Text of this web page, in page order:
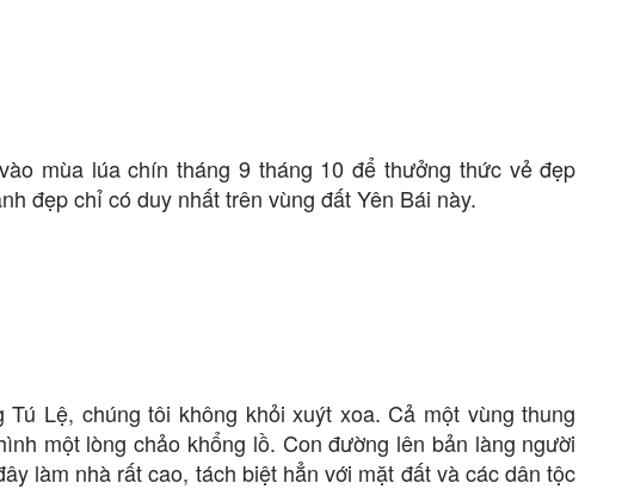
mùa lúa chín tháng 9 tháng 10 để thưởng thức vẻ đẹp
đẹp chỉ có duy nhất trên vùng đất Yên Bái này.
Lệ, chúng tôi không khỏi xuýt xoa. Cả một vùng thung
một lòng chảo khổng lồ. Con đường lên bản làng người
làm nhà rất cao, tách biệt hẳn với mặt đất và các dân tộc